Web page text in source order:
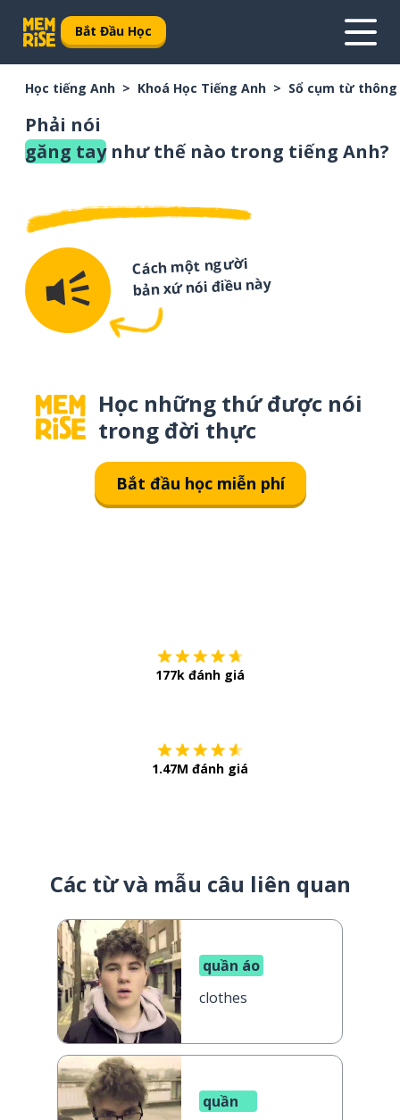
Bắt Đầu Học
Học tiếng Anh Khoá Học Tiếng Anh Sổ cụm từ
Phải nói
găng taynhư thế nào trong tiếng Anh?
Cách một người
bản xứ nói điều này
Học những thứ được nói
trong đời thực
Bắt đầu học miễn phí
177k đánh giá
1.47M đánh giá
Các từ và mẫu câu liên quan
quần áo
clothes
quần